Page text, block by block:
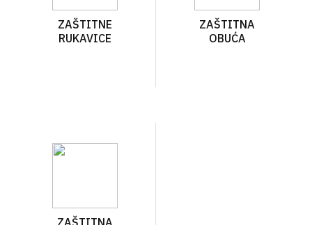
ZAŠTITNE
RUKAVICE
ZAŠTITNA
OBUĆA
ZAŠTITNA